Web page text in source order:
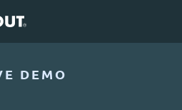
DEMO